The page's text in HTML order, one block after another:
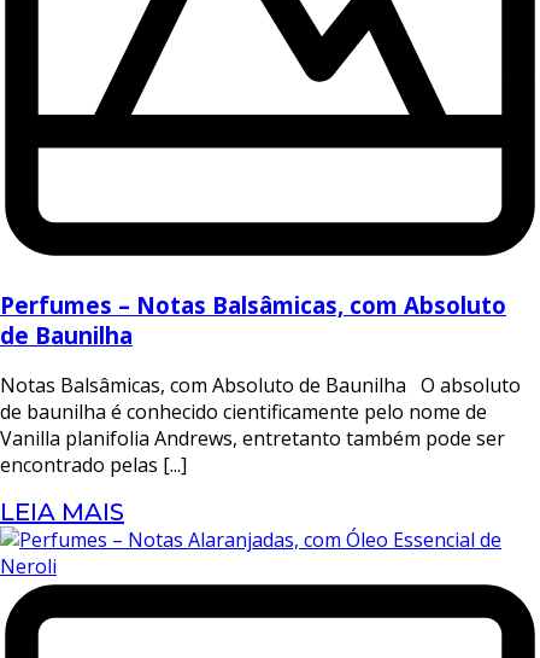
Perfumes – Notas Balsâmicas, com Absoluto
de Baunilha
Notas Balsâmicas, com Absoluto de Baunilha O absoluto
de baunilha é conhecido cientificamente pelo nome de
Vanilla planifolia Andrews, entretanto também pode ser
encontrado pelas [...]
LEIA MAIS